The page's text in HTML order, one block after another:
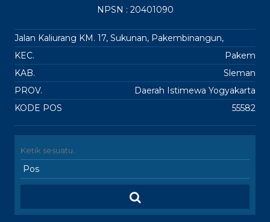
NPSN : 20401090
Jalan Kaliurang KM. 17, Sukunan, Pakembinangun,
KEC.
Pakem
KAB.
Sleman
PROV.
Daerah Istimewa Yogyakarta
KODE POS
55582